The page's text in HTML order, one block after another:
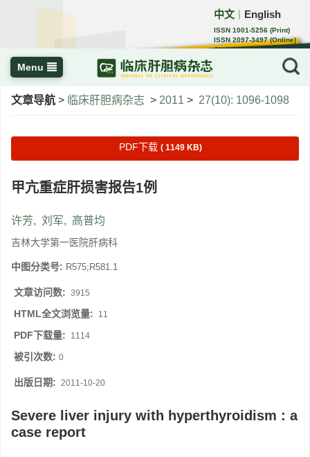
中文 English
ISSN 1001-5256 (Print)
ISSN 2097-3497 (Online)
CN 22-1108/R
Menu
文章导航 > 临床肝胆病杂志 > 2011 > 27(10): 1096-1098
PDF下载 ( 1149 KB)
甲亢重症肝损害报告1例
许芳, 刘军, 高普均
吉林大学第一医院肝病科
中图分类号: R575;R581.1
文章访问数: 3915
HTML全文浏览量: 11
PDF下载量: 1114
被引次数: 0
出版日期: 2011-10-20
Severe liver injury with hyperthyroidism : a
case report